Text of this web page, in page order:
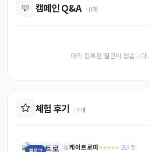
💬 캠페인 Q&A · 0개
아직 등록된 질문이 없습니다.
체험 후기 · 2개
블로그 🥉케이트로미⭐⭐⭐⭐⭐·2년 전